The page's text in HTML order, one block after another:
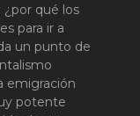
qué los
para ir a
un punto de
emigración
potente